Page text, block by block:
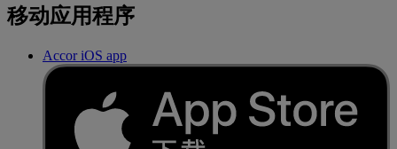
移动应用程序
Accor iOS app